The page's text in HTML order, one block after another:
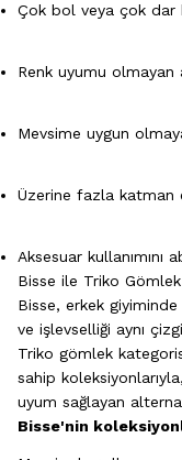
Çok bol veya çok dar
Renk uyumu
Mevsime uygun
Üzerine fazla katman
Aksesuar kullanımını
Bisse ile Triko Gömlek
Bisse, erkek giyiminde
ve işlevselliği aynı
Triko gömlek
sahip
uyum sağlayan
Bisse'nin